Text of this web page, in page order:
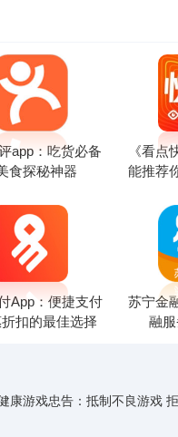
app：吃货必备
食探秘神器
《看点
能推荐
App：便捷支付
扣的最佳选择
苏宁金
融
康游戏忠告：抵制不良游戏